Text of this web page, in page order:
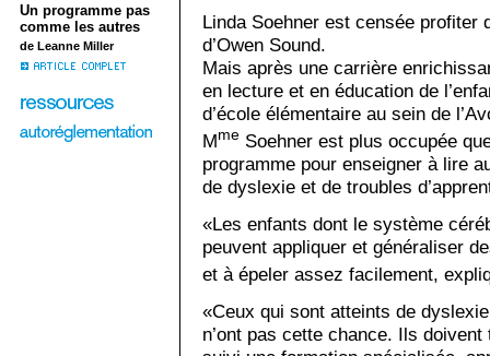
Un programme pas
comme les autres
de Leanne Miller
Linda Soehner est censée profiter
d’Owen Sound.
Mais après une carrière
en lecture et en éducation de
d’école élémentaire au sein de
Mme Soehner est plus occupée
programme pour enseigner à lire
de dyslexie et de troubles
«Les enfants dont le système
peuvent appliquer et généraliser
et à épeler assez facilement,
«Ceux qui sont atteints de
n’ont pas cette chance. Ils